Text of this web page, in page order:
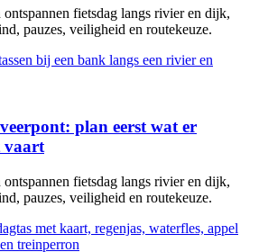
fietsdag langs rivier en dijk,
pauzes, veiligheid en routekeuze.
plan eerst wat er
vaart
fietsdag langs rivier en dijk,
pauzes, veiligheid en routekeuze.